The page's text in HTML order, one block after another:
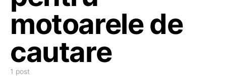
motoarele de
cautare
1 post